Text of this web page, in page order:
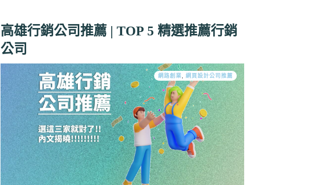
高雄行銷公司推薦 | TOP 5 精選推薦行銷
公司
網路創業 網頁設計公司推薦